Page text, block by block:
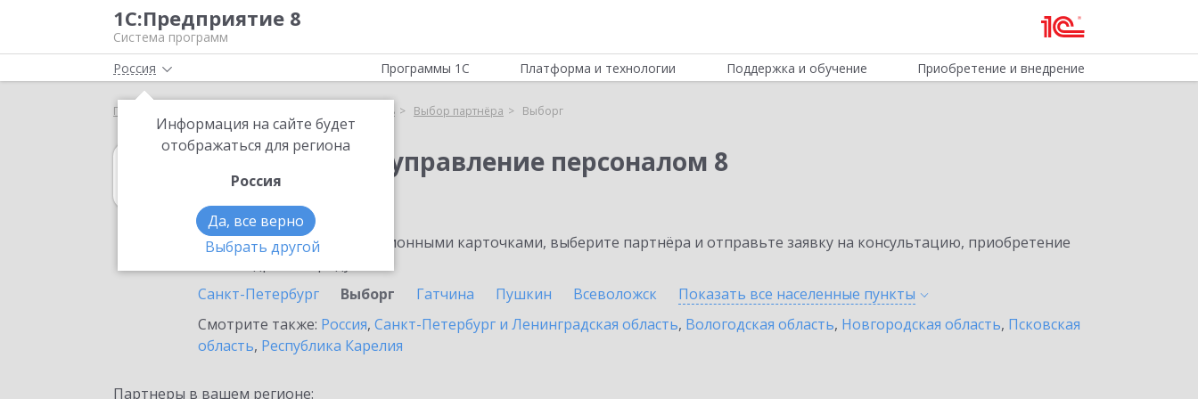
1С:Предприятие 8
Система программ
Россия
Информация на сайте будет
отображаться для региона
Россия
Да, все верно
Выбрать другой
Программы 1С Платформа и технологии Поддержка и обучение Приобретение и внедрение
Главная 1С:Зарплата и управление персоналом 8 Выбор партнёра Выборг
1С:Зарплата и управление персоналом 8
в Выборге
Ознакомьтесь с информационными карточками, выберите партнёра и отправьте заявку на консультацию, приобретение
Санкт-Петербург
Выборг Гатчина Пушкин Всеволожск Показать все населенные пункты
Смотрите также: Россия, Санкт-Петербург и Ленинградская область, Вологодская область, Новгородская область, Псковская
область, Республика Карелия
Партнеры в вашем регионе: